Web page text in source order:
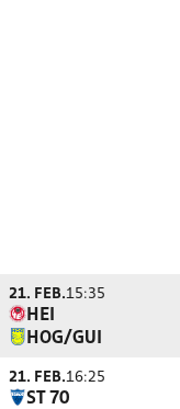
21. FEB.15:35
HEI
HOG/GUI
21. FEB.16:25
ST 70